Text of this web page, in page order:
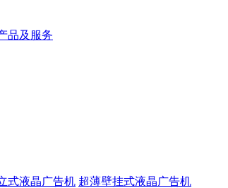
品及服务
式液晶广告机 超薄壁挂式液晶广告机